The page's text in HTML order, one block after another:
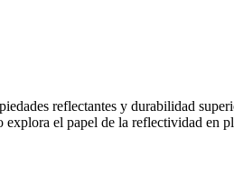
reflectantes y durabilidad
el papel de la reflectividad en